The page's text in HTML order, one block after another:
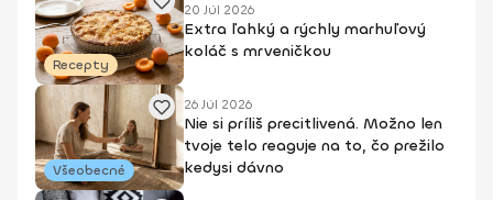
Recepty
20 Júl 2026
Extra ľahký a rýchly marhuľový
koláč s mrveničkou
Všeobecné
26 Júl 2026
Nie si príliš precitlivená. Možno len
tvoje telo reaguje na to, čo prežilo
kedysi dávno